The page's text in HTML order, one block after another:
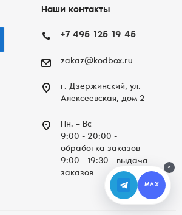
Наши контакты
+7 495-125-19-45
zakaz@kodbox.ru
г. Дзержинский, ул.
Алексеевская, дом 2
Пн. – Вc
9:00 - 20:00 -
обработка заказов
9:00 - 19:30 - выдача
заказов
×
MAX